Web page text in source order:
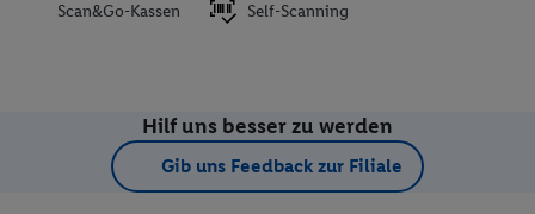
Scan&Go-Kassen Self-Scanning
Hilf uns besser zu werden
Gib uns Feedback zur Filiale